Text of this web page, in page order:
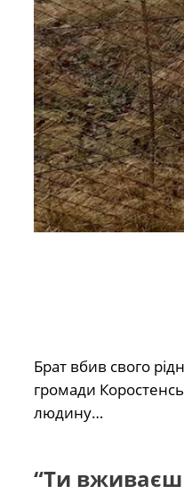
Брат вбив свого
громади
людину…
“Ти вживаєш